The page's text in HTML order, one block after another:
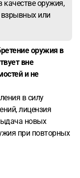
оружия,
или
оружия в
вне
и не
в силу
лицензия
новых
при повторных